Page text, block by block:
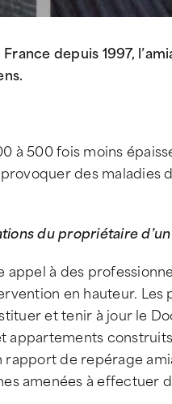
depuis 1997,
à 500 fois moins
des maladies
du propriétaire
à des
en hauteur.
et tenir à jour le
appartements
rapport de repérage
amenées à effectuer